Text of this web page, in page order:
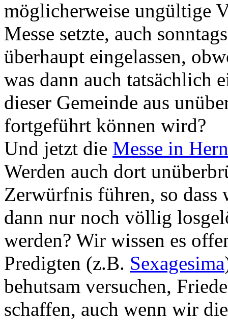
möglicherweise ungültige
Messe setzte, auch
überhaupt eingelassen,
was dann auch tatsächlich
dieser Gemeinde aus
fortgeführt können wird?
Und jetzt die Messe in
Werden auch dort
Zerwürfnis führen, so
dann nur noch völlig
werden? Wir wissen es
Predigten (z.B. Sexagesima
behutsam versuchen,
schaffen, auch wenn wir